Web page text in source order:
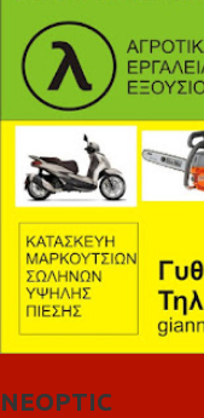
NEOPTIC